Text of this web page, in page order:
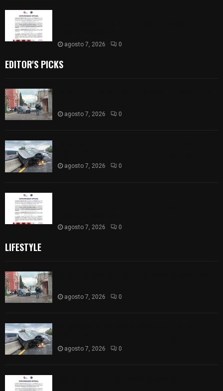
agosto 7, 2026 0
EDITOR'S PICKS
agosto 7, 2026 0
agosto 7, 2026 0
agosto 7, 2026 0
LIFESTYLE
agosto 7, 2026 0
agosto 7, 2026 0